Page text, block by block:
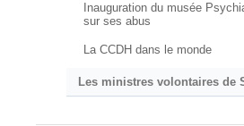
Inauguration du musée
sur ses abus
La CCDH dans le monde
Les ministres volontaires de